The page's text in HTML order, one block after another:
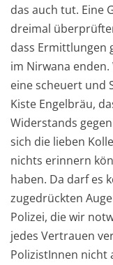
das auch tut. Eine
dreimal
dass Ermittlungen
im Nirwana
eine scheuert und
Kiste Engelbräu,
Widerstands
sich die lieben
nichts erinnern
haben. Da darf es
zugedrückten
Polizei, die wir
jedes Vertrauen
PolizistInnen nicht